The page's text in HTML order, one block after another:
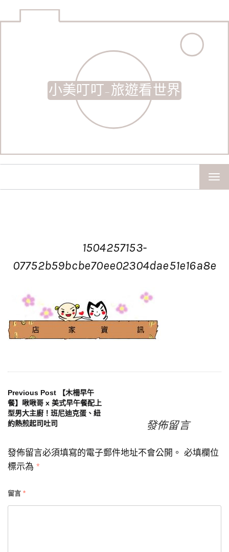
小美叮叮-旅遊看世界
1504257153-
07752b59bcbe70ee02304dae51e16a8e
文
章
覽
Previous Post 【木柵早午
餐】啾啾哥 x 美式早午餐配上
型男大主廚！班尼迪克蛋、紐
約熱煎起司吐司
發佈留言
發佈留言必須填寫的電子郵件地址不會公開。 必填欄位
標示為 *
留言 *